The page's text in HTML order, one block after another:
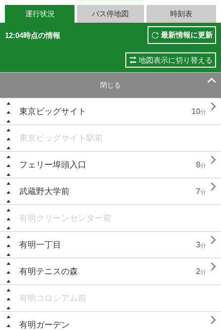
運行状況 バス停地図 時刻表
12:04時点の情報 最新情報に更新
地図表示に切り替える
閉じる 
東京ビッグサイト 10分 
東京ビッグサイト駅前
フェリー埠頭入口 8分 
武蔵野大学前 7分 
有明クリーンセンター前
有明一丁目 3分 
有明テニスの森 2分 
有明コロシアム前
有明ガーデン 